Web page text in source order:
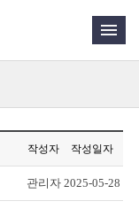
작성자 작성일자
관리자 2025-05-28